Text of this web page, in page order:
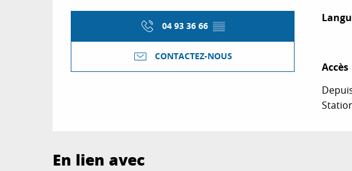
04 93 36 66 ▒▒
CONTACTEZ-NOUS
Accès
Accès
En lien avec